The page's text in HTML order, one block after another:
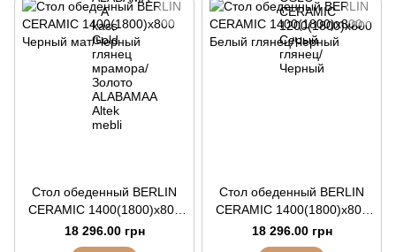
Стол обеденный BERLIN
CERAMIC 1400(1800)x800
Черный мат/Черный
18 296.00 грн
Стол обеденный BERLIN
CERAMIC 1400(1800)x800
Белый глянец/Черный
18 296.00 грн